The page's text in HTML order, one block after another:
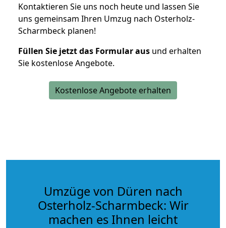
Kontaktieren Sie uns noch heute und lassen Sie
uns gemeinsam Ihren Umzug nach Osterholz-
Scharmbeck planen!
Füllen Sie jetzt das Formular aus und erhalten
Sie kostenlose Angebote.
Kostenlose Angebote erhalten
Umzüge von Düren nach
Osterholz-Scharmbeck: Wir
machen es Ihnen leicht